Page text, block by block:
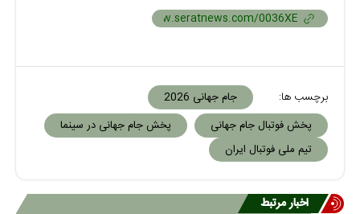
برچسب ها:
جام جهانی 2026
پخش فوتبال جام جهانی
پخش جام جهانی در سینما
تیم ملی فوتبال ایران
اخبار مرتبط